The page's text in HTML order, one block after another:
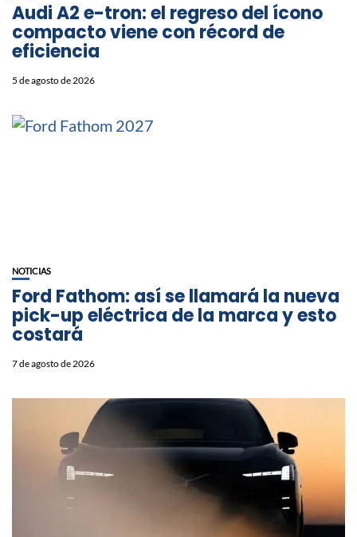
Audi A2 e-tron: el regreso del ícono
compacto viene con récord de
eficiencia
5 de agosto de 2026
NOTICIAS
Ford Fathom: así se llamará la nueva
pick-up eléctrica de la marca y esto
costará
7 de agosto de 2026